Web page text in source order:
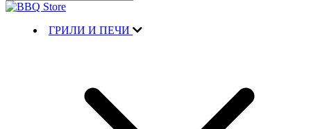
ГРИЛИ И ПЕЧИ